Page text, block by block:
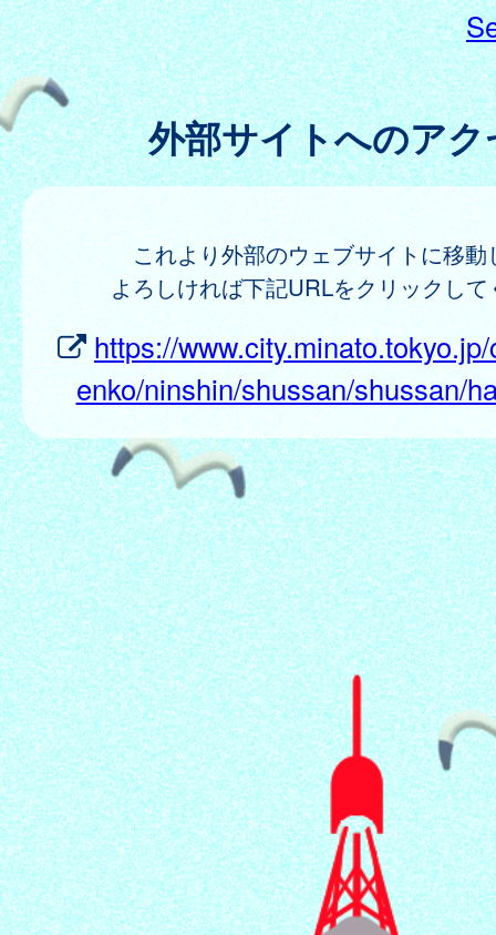
外部サイトへのア
これより外部のウェブサイトに移動
よろしければ下記URLをクリックし
https://
enko/ninshin/shussan/shussan/